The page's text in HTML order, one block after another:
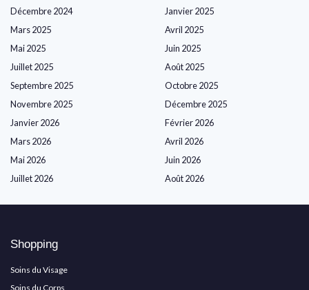
Décembre 2024
Janvier 2025
Mars 2025
Avril 2025
Mai 2025
Juin 2025
Juillet 2025
Août 2025
Septembre 2025
Octobre 2025
Novembre 2025
Décembre 2025
Janvier 2026
Février 2026
Mars 2026
Avril 2026
Mai 2026
Juin 2026
Juillet 2026
Août 2026
Shopping
Soins du Visage
Soins du Corps